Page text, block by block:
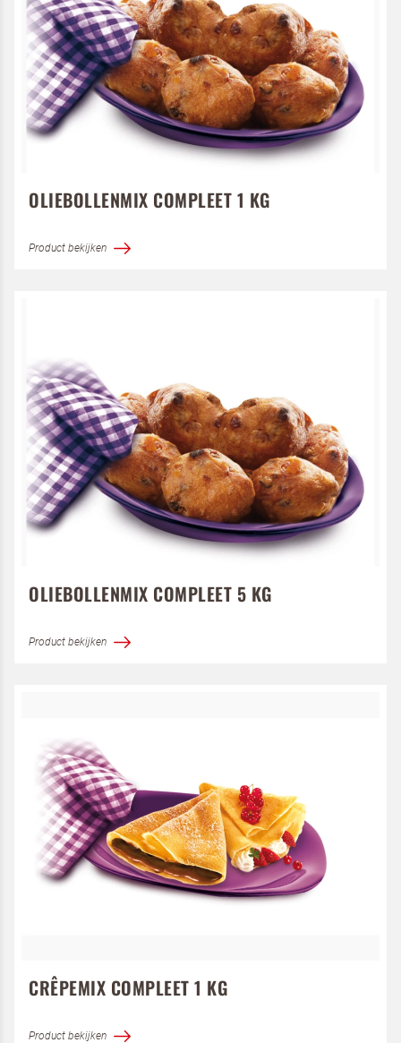
OLIEBOLLENMIX COMPLEET 1 KG
Product bekijken
OLIEBOLLENMIX COMPLEET 5 KG
Product bekijken
CRÊPEMIX COMPLEET 1 KG
Product bekijken
Ik ben een horeca professional
Door op versturen te klikken, ga je akkoord metonze voorwaarden.
VERSTUREN
van Dr. Oetker Professional en
Koopmans Professioneel
Ik ben een horeca professional
Door op versturen te klikken, ga je akkoord metonze voorwaarden
VERSTUREN